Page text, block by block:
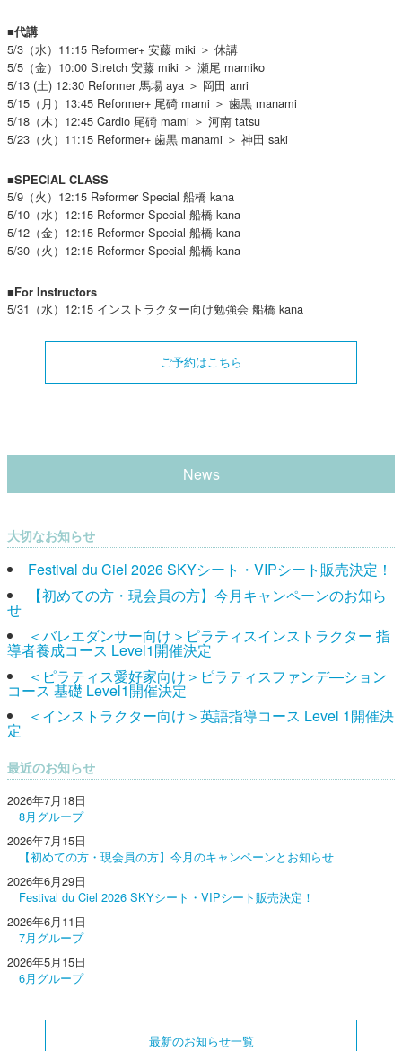
■代講
5/3（水）11:15 Reformer+ 安藤 miki ＞ 休講
5/5（金）10:00 Stretch 安藤 miki ＞ 瀬尾 mamiko
5/13 (土) 12:30 Reformer 馬場 aya ＞ 岡田 anri
5/15（月）13:45 Reformer+ 尾碕 mami ＞ 歯黒 manami
5/18（木）12:45 Cardio 尾碕 mami ＞ 河南 tatsu
5/23（火）11:15 Reformer+ 歯黒 manami ＞ 神田 saki
■SPECIAL CLASS
5/9（火）12:15 Reformer Special 船橋 kana
5/10（水）12:15 Reformer Special 船橋 kana
5/12（金）12:15 Reformer Special 船橋 kana
5/30（火）12:15 Reformer Special 船橋 kana
■For Instructors
5/31（水）12:15 インストラクター向け勉強会 船橋 kana
ご予約はこちら
News
大切なお知らせ
Festival du Ciel 2026 SKYシート・VIPシート販売決定！
【初めての方・現会員の方】今月キャンペーンのお知ら
せ
＜バレエダンサー向け＞ピラティスインストラクター 指
導者養成コース Level1開催決定
＜ピラティス愛好家向け＞ピラティスファンデ―ション
コース 基礎 Level1開催決定
＜インストラクター向け＞英語指導コース Level 1開催決
定
最近のお知らせ
2026年7月18日
8月グループ
2026年7月15日
【初めての方・現会員の方】今月のキャンペーンとお知らせ
2026年6月29日
Festival du Ciel 2026 SKYシート・VIPシート販売決定！
2026年6月11日
7月グループ
2026年5月15日
6月グループ
最新のお知らせ一覧